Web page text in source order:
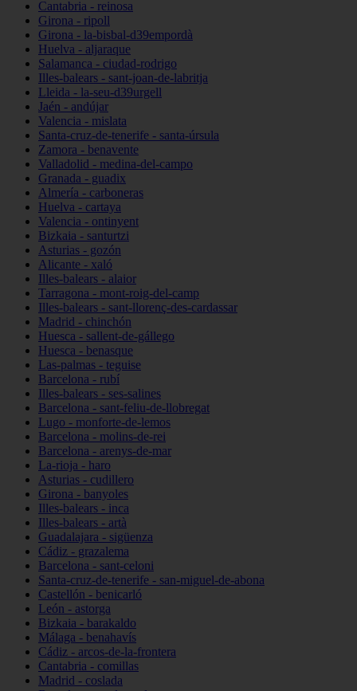
Cantabria - reinosa
Girona - ripoll
Girona - la-bisbal-d39empordà
Huelva - aljaraque
Salamanca - ciudad-rodrigo
Illes-balears - sant-joan-de-labritja
Lleida - la-seu-d39urgell
Jaén - andújar
Valencia - mislata
Santa-cruz-de-tenerife - santa-úrsula
Zamora - benavente
Valladolid - medina-del-campo
Granada - guadix
Almería - carboneras
Huelva - cartaya
Valencia - ontinyent
Bizkaia - santurtzi
Asturias - gozón
Alicante - xaló
Illes-balears - alaior
Tarragona - mont-roig-del-camp
Illes-balears - sant-llorenç-des-cardassar
Madrid - chinchón
Huesca - sallent-de-gállego
Huesca - benasque
Las-palmas - teguise
Barcelona - rubí
Illes-balears - ses-salines
Barcelona - sant-feliu-de-llobregat
Lugo - monforte-de-lemos
Barcelona - molins-de-rei
Barcelona - arenys-de-mar
La-rioja - haro
Asturias - cudillero
Girona - banyoles
Illes-balears - inca
Illes-balears - artà
Guadalajara - sigüenza
Cádiz - grazalema
Barcelona - sant-celoni
Santa-cruz-de-tenerife - san-miguel-de-abona
Castellón - benicarló
León - astorga
Bizkaia - barakaldo
Málaga - benahavís
Cádiz - arcos-de-la-frontera
Cantabria - comillas
Madrid - coslada